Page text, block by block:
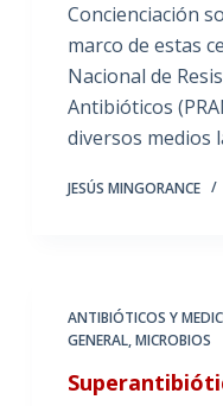
Concienciación
marco de estas
Nacional de
Antibióticos
diversos medios
JESÚS MINGORANCE
ANTIBIÓTICOS Y
GENERAL,MICROBIOS